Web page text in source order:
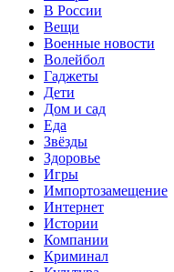
В России
Вещи
Военные новости
Волейбол
Гаджеты
Дети
Дом и сад
Еда
Звёзды
Здоровье
Игры
Импортозамещение
Интернет
Истории
Компании
Криминал